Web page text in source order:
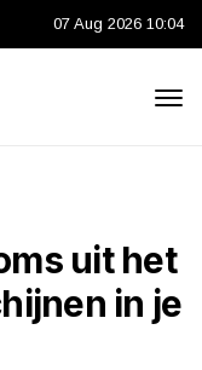
07 Aug 2026 10:04
uit het
in je